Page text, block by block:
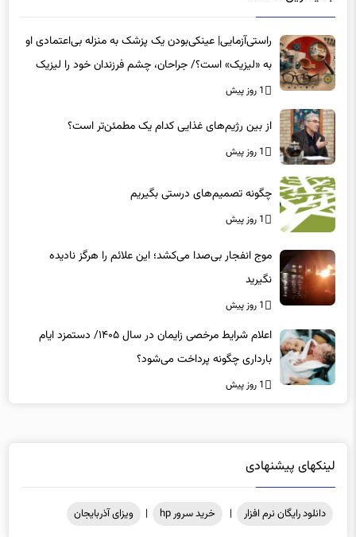
راستی‌آزمایی| عینکی‌بودن یک پزشک به منزله بی‌اعتمادی او
به «لیزیک» است؟/ جراحان، چشم فرزندان خود را لیزیک
می‌کنند؟
1 روز پیش
از بین رژیم‌های غذایی کدام یک مطمئن‌تر است؟‌
1 روز پیش
چگونه تصمیم‌های درستی بگیریم
1 روز پیش
موج انفجار بی‌صدا می‌کشد؛ این علائم را هرگز نادیده
نگیرید
1 روز پیش
اعلام شرایط مرخصی زایمان در سال ۱۴۰۵/ دستمزد ایام
بارداری چگونه پرداخت می‌شود؟
1 روز پیش
لینکهای پیشنهادی
دانلود رایگان نرم افزار | خرید سرور hp | ویزای آذربایجان